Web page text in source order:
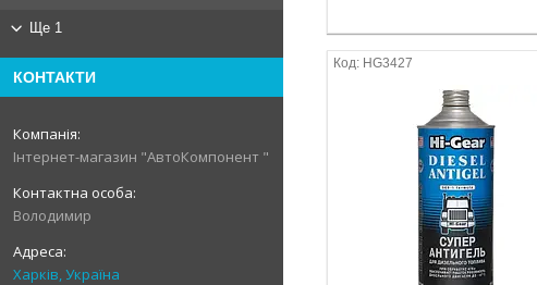
Ще 1
КОНТАКТИ
Інтернет-магазин "АвтоКомпонент "
Володимир
Харків, Україна
HG3427